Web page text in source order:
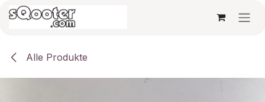
Zum Inhalt springen
Alle Produkte